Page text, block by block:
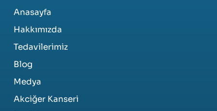
Anasayfa
Hakkımızda
Tedavilerimiz
Blog
Medya
Akciğer Kanseri